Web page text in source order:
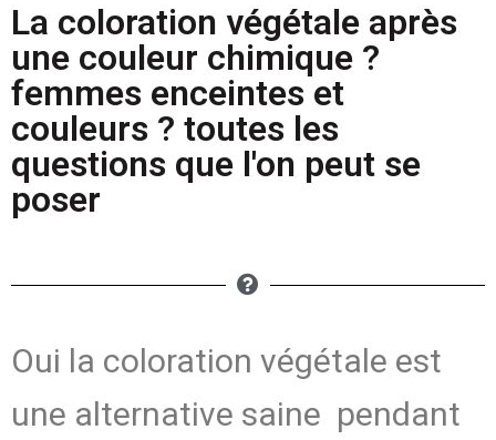
La coloration végétale après
une couleur chimique ?
femmes enceintes et
couleurs ? toutes les
questions que l'on peut se
poser
Oui la coloration végétale est
une alternative saine pendant